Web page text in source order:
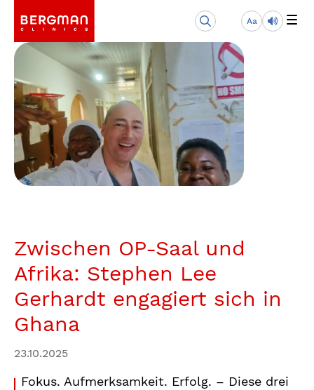
Aa
Zwischen OP-Saal und
Afrika: Stephen Lee
Gerhardt engagiert sich in
Ghana
23.10.2025
Fokus. Aufmerksamkeit. Erfolg. – Diese drei